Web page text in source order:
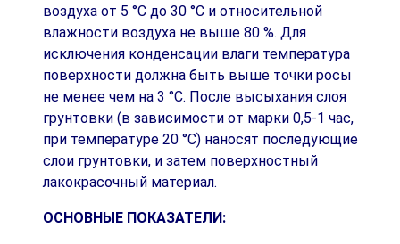
воздуха от 5 °С до 30 °С и относительной
влажности воздуха не выше 80 %. Для
исключения конденсации влаги температура
поверхности должна быть выше точки росы
не менее чем на 3 °С. После высыхания слоя
грунтовки (в зависимости от марки 0,5-1 час,
при температуре 20 °С) наносят последующие
слои грунтовки, и затем поверхностный
лакокрасочный материал.
ОСНОВНЫЕ ПОКАЗАТЕЛИ: